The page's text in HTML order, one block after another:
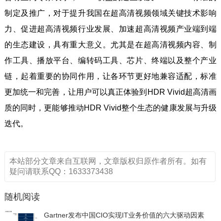
制定及推广，对于提升我国在超高清视频领域关键技术影响
力、促进超高清视频行业发展、加速超高清视频产业端到端
的生态建设，具有重大意义。尤其是在超高清视频内容、制
作工具、播放平台、编转码工具、芯片、终端以及整个产业
链，起着重要的协同作用，让各环节更好地兼容适配，标准
更加统一和完善，让用户可以真正体验到HDR Vivid超高清画
质的同时，更能够推动HDR Vivid整个生态的健康发展与升级
迭代。
本站部分文章来自互联网，文章版权归原作者所有。如有
疑问请联系QQ：1633373438
随机阅读
Gartner发布中国CIO实现IT业务价值的六大驱动因素